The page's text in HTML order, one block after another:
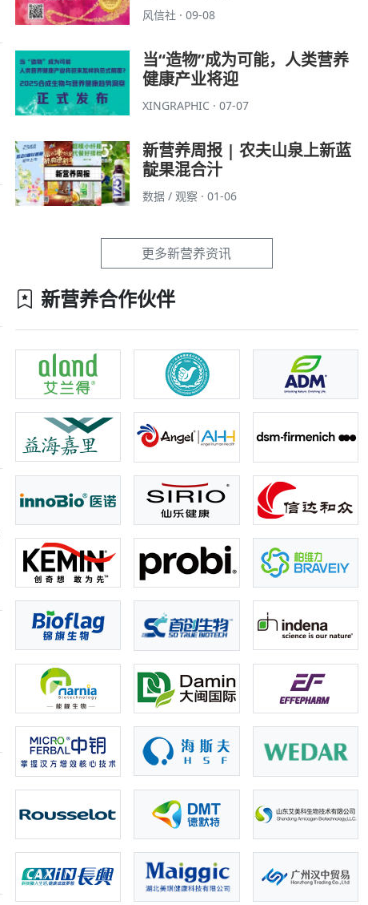
风信社 · 09-08
当“造物”成为可能，人类营养
健康产业将迎
XINGRAPHIC · 07-07
新营养周报 | 农夫山泉上新蓝
靛果混合汁
数据 / 观察 · 01-06
更多新营养资讯
新营养合作伙伴